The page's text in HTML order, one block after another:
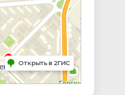
Открыть в 2ГИС